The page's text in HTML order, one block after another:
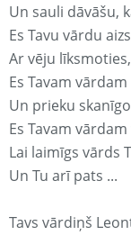
Un sauli dāvāšu,
Es Tavu vārdu
Ar vēju
Es Tavam
Un prieku
Es Tavam
Lai laimīgs vārds
Un Tu arī pats ...
Tavs vārdiņš